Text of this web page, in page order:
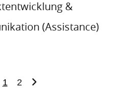
&
(Assistance)
1 2